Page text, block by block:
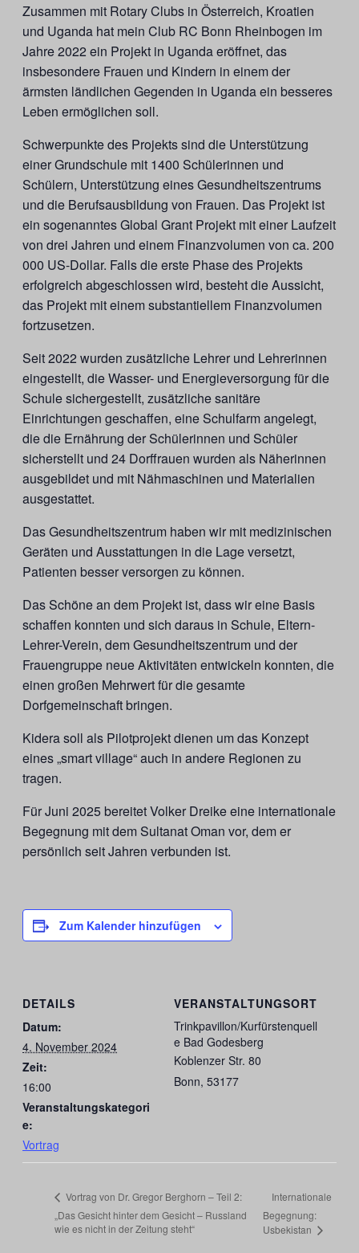
Zusammen mit Rotary Clubs in Österreich, Kroatien
und Uganda hat mein Club RC Bonn Rheinbogen im
Jahre 2022 ein Projekt in Uganda eröffnet, das
insbesondere Frauen und Kindern in einem der
ärmsten ländlichen Gegenden in Uganda ein besseres
Leben ermöglichen soll.
Schwerpunkte des Projekts sind die Unterstützung
einer Grundschule mit 1400 Schülerinnen und
Schülern, Unterstützung eines Gesundheitszentrums
und die Berufsausbildung von Frauen. Das Projekt ist
ein sogenanntes Global Grant Projekt mit einer Laufzeit
von drei Jahren und einem Finanzvolumen von ca. 200
000 US-Dollar. Falls die erste Phase des Projekts
erfolgreich abgeschlossen wird, besteht die Aussicht,
das Projekt mit einem substantiellem Finanzvolumen
fortzusetzen.
Seit 2022 wurden zusätzliche Lehrer und Lehrerinnen
eingestellt, die Wasser- und Energieversorgung für die
Schule sichergestellt, zusätzliche sanitäre
Einrichtungen geschaffen, eine Schulfarm angelegt,
die die Ernährung der Schülerinnen und Schüler
sicherstellt und 24 Dorffrauen wurden als Näherinnen
ausgebildet und mit Nähmaschinen und Materialien
ausgestattet.
Das Gesundheitszentrum haben wir mit medizinischen
Geräten und Ausstattungen in die Lage versetzt,
Patienten besser versorgen zu können.
Das Schöne an dem Projekt ist, dass wir eine Basis
schaffen konnten und sich daraus in Schule, Eltern-
Lehrer-Verein, dem Gesundheitszentrum und der
Frauengruppe neue Aktivitäten entwickeln konnten, die
einen großen Mehrwert für die gesamte
Dorfgemeinschaft bringen.
Kidera soll als Pilotprojekt dienen um das Konzept
eines „smart village“ auch in andere Regionen zu
tragen.
Für Juni 2025 bereitet Volker Dreike eine internationale
Begegnung mit dem Sultanat Oman vor, dem er
persönlich seit Jahren verbunden ist.
Zum Kalender hinzufügen
DETAILS
Datum:
4. November 2024
Zeit:
16:00
Veranstaltungskategori
e:
Vortrag
VERANSTALTUNGSORT
Trinkpavillon/Kurfürstenquell
e Bad Godesberg
Koblenzer Str. 80
Bonn, 53177
Vortrag von Dr. Gregor Berghorn – Teil 2:
„Das Gesicht hinter dem Gesicht – Russland
wie es nicht in der Zeitung steht“
Internationale
Begegnung:
Usbekistan